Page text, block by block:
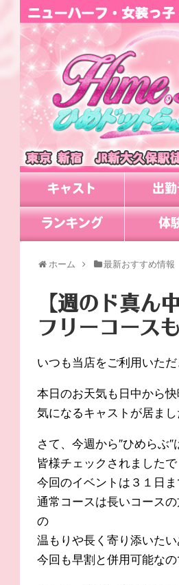
キャスト 出
ランキング 体
ホーム 最新おすすめ情報
【週のド真ん
フリーコース
いつも当店をご利用いただ
本日のお天気も日中から
気になるキャストが居ま
さて、今週から″ひめらぶ
皆様チェックされましたで
今回のイベントは３１日
通常コースは長いコース
の
温もりや長く寄り添いた
今回も早割と併用可能な